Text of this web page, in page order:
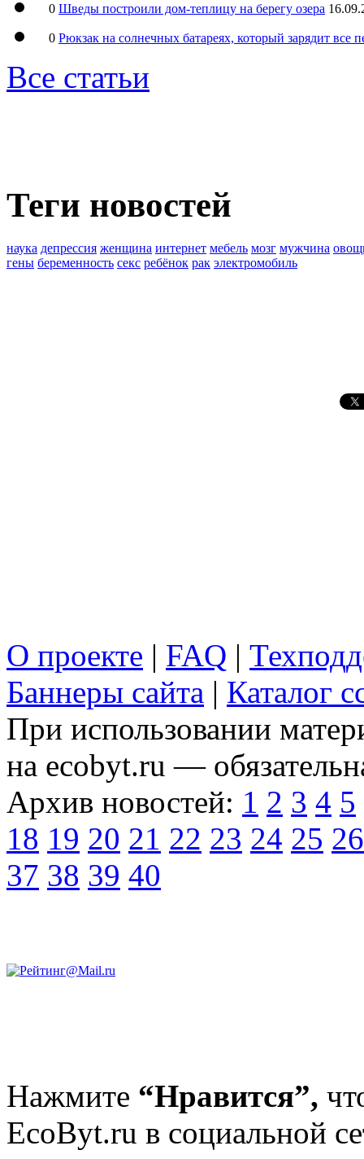
0 Шведы построили дом-теплицу на берегу озера
0 Рюкзак на солнечных батареях, который зарядит все
Все статьи
Теги новостей
наука депрессия женщина интернет мебель мозг мужчина
гены беременность секс ребёнок рак электромобиль
О проекте | FAQ |
Баннеры сайта | Каталог
При использовании
на ecobyt.ru —
Архив новостей: 1 2 3 4 5
18 19 20 21 22 23 24 25 26
37 38 39 40
Нажмите “Нравится”,
EcoByt.ru в социальной